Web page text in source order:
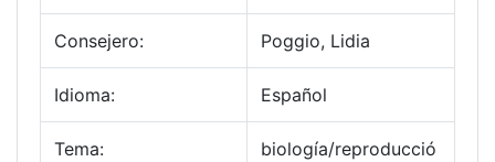
Consejero: Poggio, Lidia
Idioma: Español
Tema:
biología/reproducció